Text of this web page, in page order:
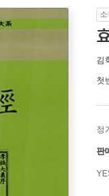
김
첫
정
판